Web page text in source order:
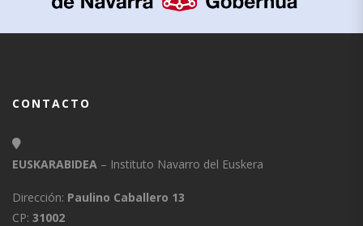
CONTACTO
EUSKARABIDEA – Instituto Navarro del Euskera
Dirección: Paulino Caballero 13
CP: 31002